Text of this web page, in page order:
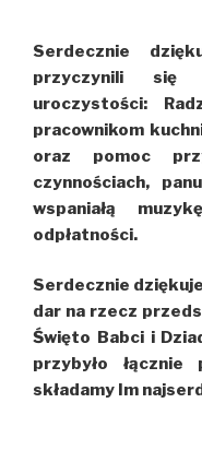
Serdecznie
przyczynili się
uroczystości:
pracownikom
oraz pomoc
czynnościach,
wspaniałą
odpłatności.
Serdecznie
dar na rzecz
Święto Babci i
przybyło łącznie
składamy Im